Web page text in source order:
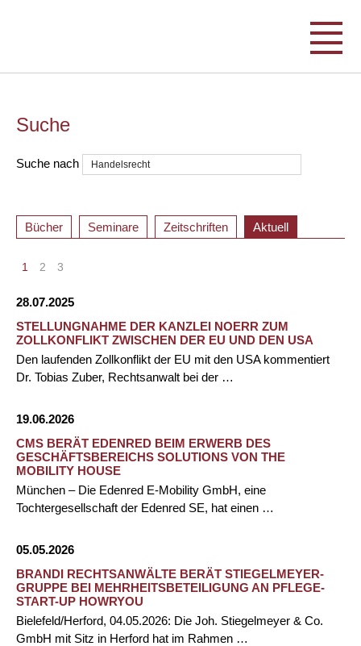
Suche
Suche nach
Bücher Seminare Zeitschriften Aktuell
1 2 3
28.07.2025
STELLUNGNAHME DER KANZLEI NOERR ZUM
ZOLLKONFLIKT ZWISCHEN DER EU UND DEN USA
Den laufenden Zollkonflikt der EU mit den USA kommentiert
Dr. Tobias Zuber, Rechtsanwalt bei der …
19.06.2026
CMS BERÄT EDENRED BEIM ERWERB DES
GESCHÄFTSBEREICHS SOLUTIONS VON THE
MOBILITY HOUSE
München – Die Edenred E-Mobility GmbH, eine
Tochtergesellschaft der Edenred SE, hat einen …
05.05.2026
BRANDI RECHTSANWÄLTE BERÄT STIEGELMEYER-
GRUPPE BEI MEHRHEITSBETEILIGUNG AN PFLEGE-
START-UP HOWRYOU
Bielefeld/Herford, 04.05.2026: Die Joh. Stiegelmeyer & Co.
GmbH mit Sitz in Herford hat im Rahmen …